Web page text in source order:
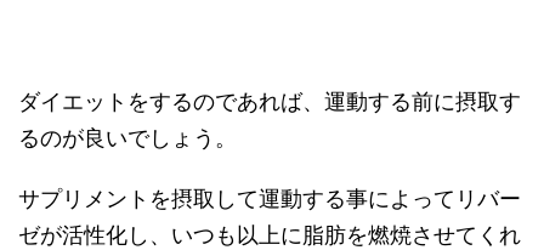
ダイエットをするのであれば、運動する前に摂取す
るのが良いでしょう。
サプリメントを摂取して運動する事によってリバー
ゼが活性化し、いつも以上に脂肪を燃焼させてくれ